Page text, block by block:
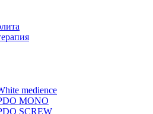
medience
MONO
SCREW